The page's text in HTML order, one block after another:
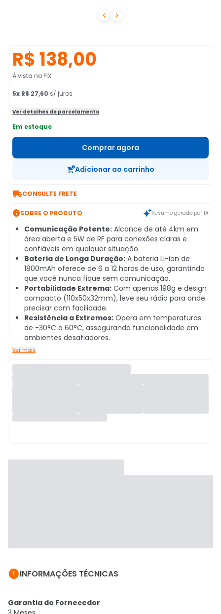
 
R$ 138,00
À vista no PIX
5x R$ 27,60 s/ juros
Ver detalhes de parcelamento
Em estoque
Comprar agora
Adicionar ao carrinho
CONSULTE FRETE
SOBRE O PRODUTO Resumo gerado por IA
Comunicação Potente: Alcance de até 4km em
área aberta e 5W de RF para conexões claras e
confiáveis em qualquer situação.
Bateria de Longa Duração: A bateria Li-ion de
1800mAh oferece de 6 a 12 horas de uso, garantindo
que você nunca fique sem comunicação.
Portabilidade Extrema: Com apenas 198g e design
compacto (110x50x32mm), leve seu rádio para onde
precisar com facilidade.
Resistência a Extremos: Opera em temperaturas
de -30°C a 60°C, assegurando funcionalidade em
ambientes desafiadores.
Ver mais
INFORMAÇÕES TÉCNICAS
Garantia do Fornecedor